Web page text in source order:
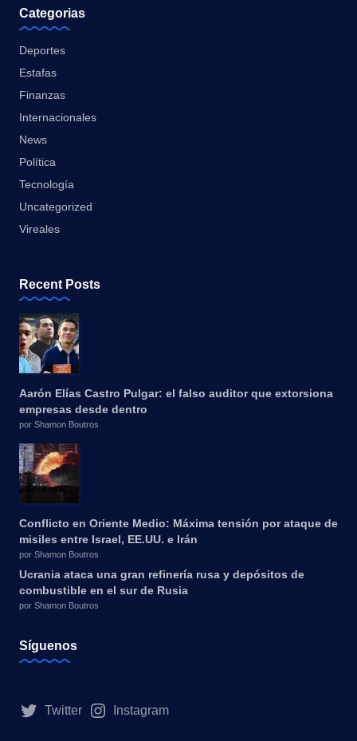
Categorias
Deportes
Estafas
Finanzas
Internacionales
News
Política
Tecnología
Uncategorized
Vireales
Recent Posts
Aarón Elías Castro Pulgar: el falso auditor que extorsiona
empresas desde dentro
por Shamon Boutros
Conflicto en Oriente Medio: Máxima tensión por ataque de
misiles entre Israel, EE.UU. e Irán
por Shamon Boutros
Ucrania ataca una gran refinería rusa y depósitos de
combustible en el sur de Rusia
por Shamon Boutros
Síguenos
Twitter Instagram